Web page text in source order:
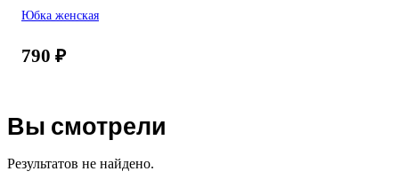
Юбка женская
790 ₽
Вы смотрели
Результатов не найдено.